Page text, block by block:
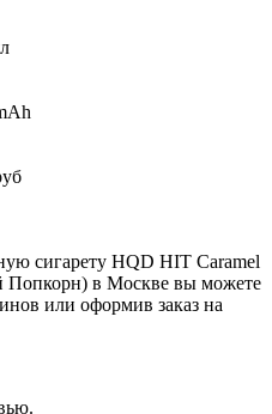
сигарету HQD HIT Caramel
Попкорн) в Москве вы можете
или оформив заказ на